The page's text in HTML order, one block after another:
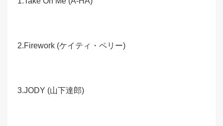
2.Firework (ケイティ・ペリー)
3.JODY (山下達郎)